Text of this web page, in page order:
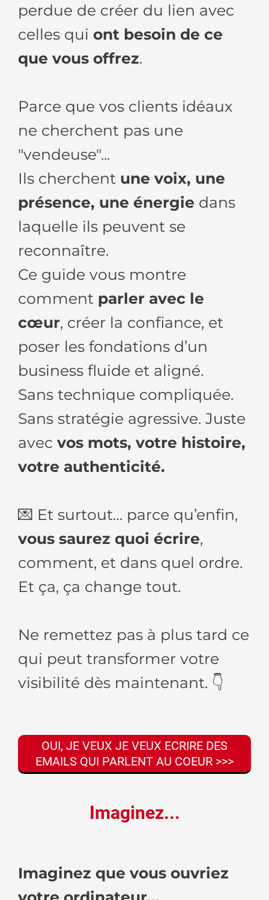
perdue de créer du lien avec
celles qui ont besoin de ce
que vous offrez.
Parce que vos clients idéaux
ne cherchent pas une
"vendeuse"...
Ils cherchent une voix, une
présence, une énergie dans
laquelle ils peuvent se
reconnaître.
Ce guide vous montre
comment parler avec le
cœur, créer la confiance, et
poser les fondations d’un
business fluide et aligné.
Sans technique compliquée.
Sans stratégie agressive. Juste
avec vos mots, votre histoire,
votre authenticité.
💌 Et surtout… parce qu’enfin,
vous saurez quoi écrire,
comment, et dans quel ordre.
Et ça, ça change tout.
Ne remettez pas à plus tard ce
qui peut transformer votre
visibilité dès maintenant. 👇
OUI, JE VEUX JE VEUX ECRIRE DES
EMAILS QUI PARLENT AU COEUR >>>
Imaginez...
Imaginez que vous ouvriez